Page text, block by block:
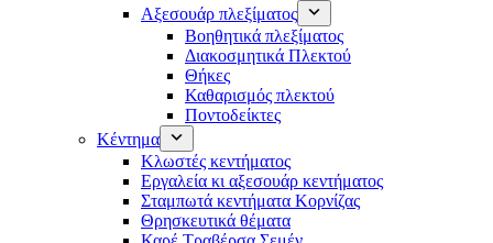
Αξεσουάρ πλεξίματος
Βοηθητικά πλεξίματος
Διακοσμητικά Πλεκτού
Θήκες
Καθαρισμός πλεκτού
Ποντοδείκτες
Κέντημα
Κλωστές κεντήματος
Eργαλεία κι αξεσουάρ κεντήματος
Σταμπωτά κεντήματα Κορνίζας
Θρησκευτικά θέματα